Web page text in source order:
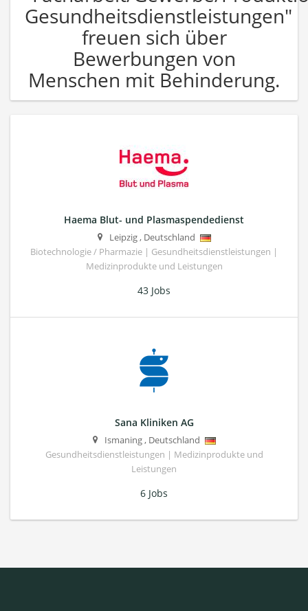
Gesundheitsdienstleistungen"
freuen sich über
Bewerbungen von
Menschen mit Behinderung.
Haema Blut- und Plasmaspendedienst
Leipzig, Deutschland
Biotechnologie / Pharmazie | Gesundheitsdienstleistungen |
Medizinprodukte und Leistungen
43 Jobs
Sana Kliniken AG
Ismaning, Deutschland
Gesundheitsdienstleistungen | Medizinprodukte und
Leistungen
6 Jobs